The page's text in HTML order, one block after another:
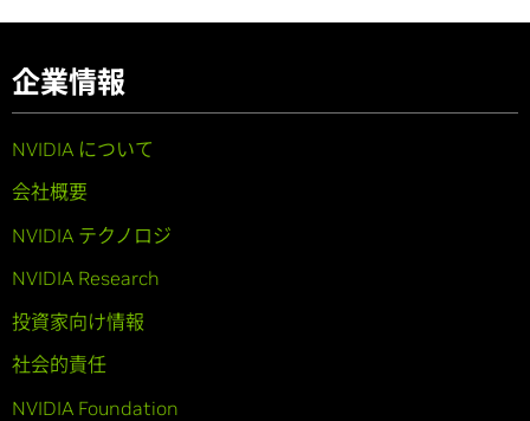
企業情報
NVIDIA について
会社概要
NVIDIA テクノロジ
NVIDIA Research
投資家向け情報
社会的責任
NVIDIA Foundation